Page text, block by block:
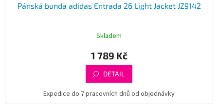
Pánská bunda adidas Entrada 26 Light Jacket JZ9142
Skladem
1 789 Kč
DETAIL
Expedice do 7 pracovních dnů od objednávky